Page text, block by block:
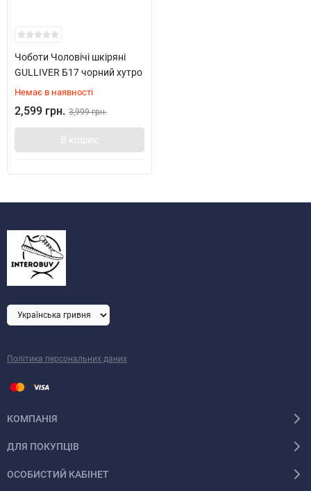
Чоботи Чоловічі шкіряні
GULLIVER Б17 чорний хутро
Немає в наявності
2,599 грн. 3,999 грн.
В кошик
Політика персональних даних
КОМПАНІЯ
ДЛЯ ПОКУПЦІВ
ОСОБИСТИЙ КАБІНЕТ